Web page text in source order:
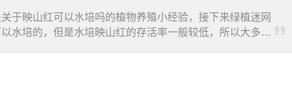
于映山红可以水培吗的植物养殖小经验，接下来绿植迷网
水培的，但是水培映山红的存活率一般较低，所以大多数